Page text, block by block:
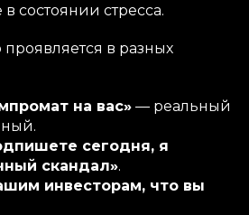
состоянии стресса.
проявляется в разных
на вас» — реальный
сегодня, я
скандал».
инвесторам, что вы